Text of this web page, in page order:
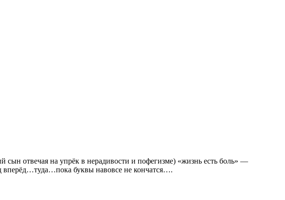
отвечая на упрёк в нерадивости и пофегизме) «жизнь есть боль» —
буквы навовсе не кончатся….